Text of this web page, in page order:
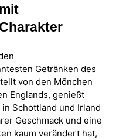
Getränken des
von den Mönchen
Englands, genießt
Schottland und Irland
Geschmack und eine
kaum verändert hat,